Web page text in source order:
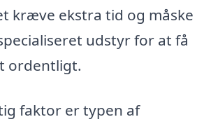
kræve ekstra tid og måske
udstyr for at få
ordentligt.
faktor er typen af